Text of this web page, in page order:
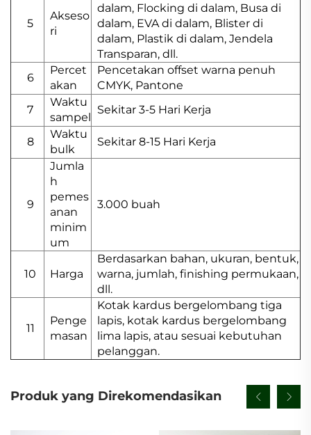
5
Akseso
ri
dalam, Flocking di dalam, Busa di
dalam, EVA di dalam, Blister di
dalam, Plastik di dalam, Jendela
Transparan, dll.
6
Percet
akan
Pencetakan offset warna penuh
CMYK, Pantone
7
Waktu
sampel
Sekitar 3-5 Hari Kerja
8
Waktu
bulk
Sekitar 8-15 Hari Kerja
9
Jumla
h
pemes
anan
minim
um
3.000 buah
10 Harga
Berdasarkan bahan, ukuran, bentuk,
warna, jumlah, finishing permukaan,
dll.
11
Penge
masan
Kotak kardus bergelombang tiga
lapis, kotak kardus bergelombang
lima lapis, atau sesuai kebutuhan
pelanggan.
Produk yang Direkomendasikan